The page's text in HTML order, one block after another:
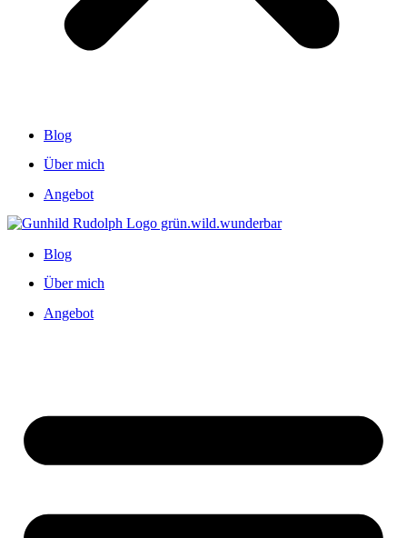
Blog
Über mich
Angebot
Blog
Über mich
Angebot